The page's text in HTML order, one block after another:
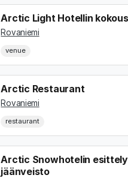
Arctic Light Hotellin
Rovaniemi
venue
Arctic Restaurant
Rovaniemi
restaurant
Arctic Snowhotelin
jäänveisto